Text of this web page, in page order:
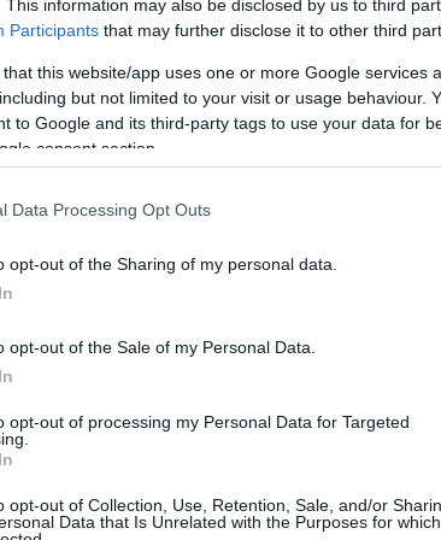
This information may also be disclosed by us to third
Participants that may further disclose it to other third
that this website/app uses one or more Google services
but not limited to your visit or usage behaviour.
to Google and its third-party tags to use your data for
consent section.
Data Processing Opt Outs
opt-out of the Sharing of my personal data.
opt-out of the Sale of my Personal Data.
opt-out of processing my Personal Data for Targeted
opt-out of Collection, Use, Retention, Sale, and/or
Data that Is Unrelated with the Purposes for
αλυσίδα για την αυτοκινητοβιομηχανία
ευρωπαϊκών παρόχων υπηρεσιών logistics
διαδικασιών στην αυτοκινητοβιομηχανία, σε
και εξακολουθεί να λειτουργεί σε μεγάλο βαθμό με
μια λειτουργία end-to-end track & trace για
αντιπροσώπους να ενημερώνουν καλύτερα
και να παρέχουν πληροφόρηση σε πραγματικό
για κατασκευαστές και ιδιοκτήτες στόλου.